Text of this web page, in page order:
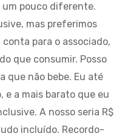
um pouco diferente.
mas preferimos
para o associado,
que consumir. Posso
que não bebe. Eu até
e a mais barato que eu
A nosso seria R$
incluído. Recordo-